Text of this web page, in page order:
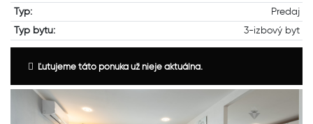
Typ:
Predaj
Typ bytu:
3-izbový byt
Ľutujeme táto ponuka už nieje aktuálna.